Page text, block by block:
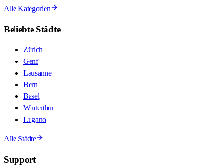
Alle Kategorien
Beliebte Städte
Zürich
Genf
Lausanne
Bern
Basel
Winterthur
Lugano
Alle Städte
Support